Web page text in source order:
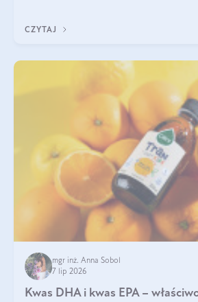
CZYTAJ
mgr inż. Anna Sobol
7 lip 2026
Kwas DHA i kwas EPA –